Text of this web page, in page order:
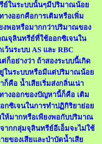
ย์ในระบบนั้นๆมีปริมาณน้อย
างออกคือการเติมหรือเพิ่ม
งพอหรือมากกว่าปริมาณของ
ณจุลินทรีย์ที่ใช้ออกซิเจนใน
ว้นระบบ AS และ RBC
ก็อย่างว่า ถ้าสองระบบนี้เกิด
ในระบบหรือมีแต่ปริมาณน้อย
คือ น้ำเสียเริ่มส่งกลิ่นเน่า
างออกของปัญหานี้ก็คือ เติม
ซิเจนในการทำปฏิกิริยาย่อย
ให้มากหรือเพียงพอกับปริมาณ
ากกลุ่มจุลินทรีย์อีเอ็มจะไม่ใช้
ของเสียและบำบัดน้ำเสีย